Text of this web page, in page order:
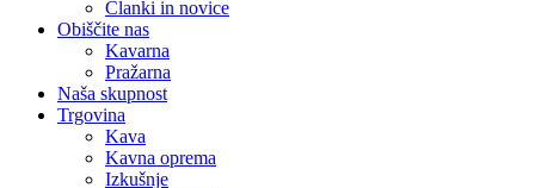
Članki in novice
Obiščite nas
Kavarna
Pražarna
Naša skupnost
Trgovina
Kava
Kavna oprema
Izkušnje